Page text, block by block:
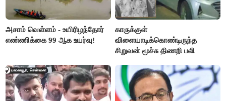
அசாம் வெள்ளம் - உயிரிழந்தோர்
எண்ணிக்கை 99 ஆக உயர்வு!
காருக்குள்
விளையாடிக்கொண்டிருந்த
சிறுவன் மூச்சு திணறி பலி